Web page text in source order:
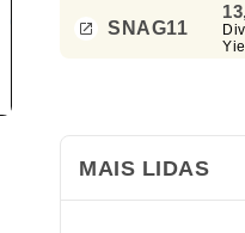
SNAG11
MAIS LIDAS